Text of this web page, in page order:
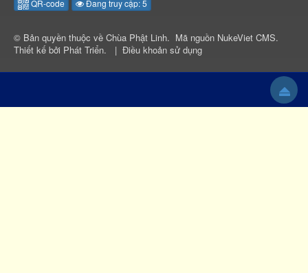
QR-code Đang truy cập: 5
© Bản quyền thuộc về Chùa Phật Linh. Mã nguồn NukeViet CMS.
Thiết kế bởi Phát Triển. | Điều khoản sử dụng